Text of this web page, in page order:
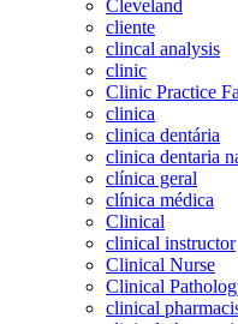
Cleveland
cliente
clincal analysis
clinic
Clinic Practice
clinica
clinica dentária
clinica dentaria
clínica geral
clínica médica
Clinical
clinical instructor
Clinical Nurse
Clinical
clinical